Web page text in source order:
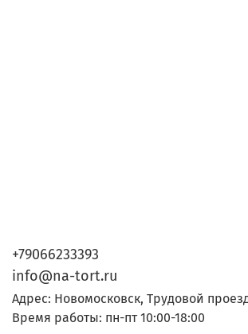
+79066233393
info@na-tort.ru
Адрес: Новомосковск, Трудовой
Время работы: пн-пт 10:00-18:00